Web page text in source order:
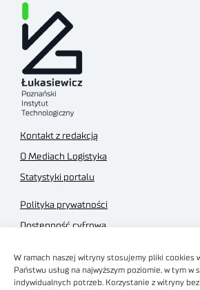
W ramach naszej witryny stosujemy pliki cookies
Państwu usług na najwyższym poziomie, w tym w
indywidualnych potrzeb. Korzystanie z witryny
Kontakt z redakcją
O Mediach Logistyka
Statystyki portalu
Polityka prywatności
Dostępność cyfrowa
Regulamin sklepu